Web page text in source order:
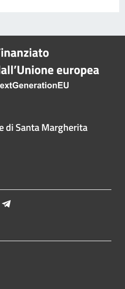
di Santa Margherita